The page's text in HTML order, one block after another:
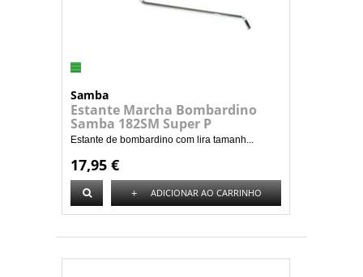
Samba
Estante Marcha Bombardino
Samba 182SM Super P
Estante de bombardino com lira tamanh...
17,95 €
+ ADICIONAR AO CARRINHO